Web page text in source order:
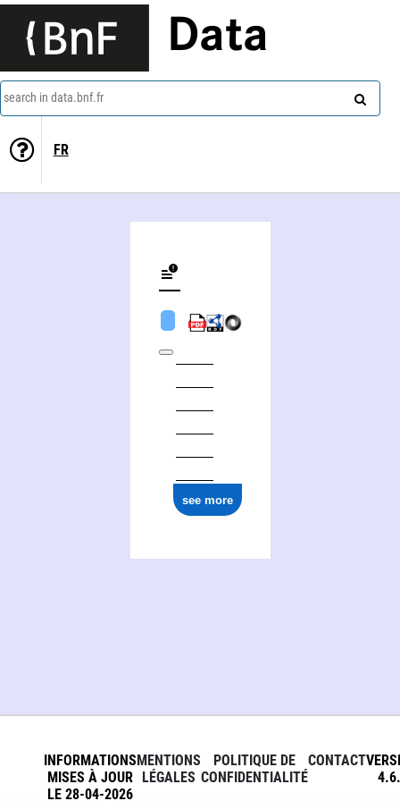
Data
search in data.bnf.fr
FR
see more
INFORMATIONS
MISES À JOUR
LE 28-04-2026
MENTIONS
LÉGALES
POLITIQUE DE
CONFIDENTIALITÉ
CONTACT